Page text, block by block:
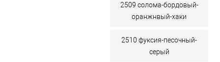
2509 солома-бордовый-
оранжнвый-хаки
2510 фуксия-песочный-
серый